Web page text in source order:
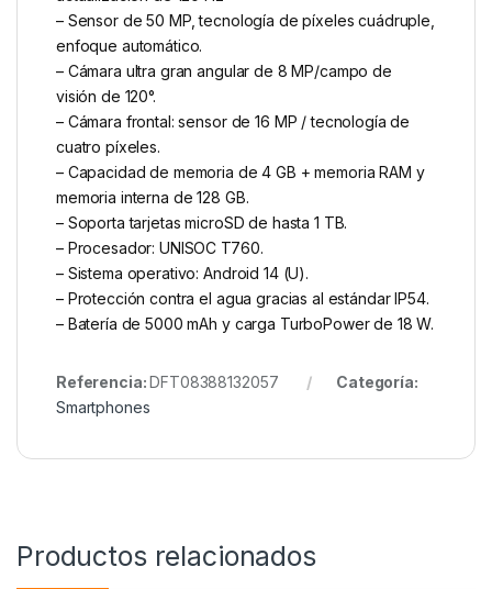
– Sensor de 50 MP, tecnología de píxeles cuádruple,
enfoque automático.
– Cámara ultra gran angular de 8 MP/campo de
visión de 120°.
– Cámara frontal: sensor de 16 MP / tecnología de
cuatro píxeles.
– Capacidad de memoria de 4 GB + memoria RAM y
memoria interna de 128 GB.
– Soporta tarjetas microSD de hasta 1 TB.
– Procesador: UNISOC T760.
– Sistema operativo: Android 14 (U).
– Protección contra el agua gracias al estándar IP54.
– Batería de 5000 mAh y carga TurboPower de 18 W.
Referencia:DFT08388132057
Categoría:
Smartphones
Productos relacionados